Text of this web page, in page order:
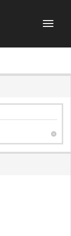
НАВИГАЦИЯ